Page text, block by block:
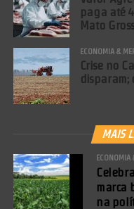
Comentários Facebook
paga até
Mato
ECONOMIA &
Crise no
MAIS
ECONOMIA
marca
na